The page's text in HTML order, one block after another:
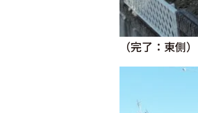
（完了：東側）